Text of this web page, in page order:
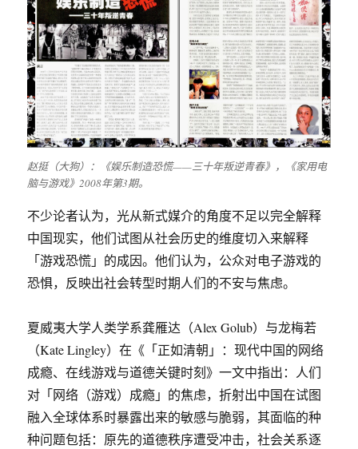
赵挺（大狗）：《娱乐制造恐慌——三十年叛逆青春》，《家用电
脑与游戏》2008年第3期。
不少论者认为，光从新式媒介的角度不足以完全解释
中国现实，他们试图从社会历史的维度切入来解释
「游戏恐慌」的成因。他们认为，公众对电子游戏的
恐惧，反映出社会转型时期人们的不安与焦虑。
夏威夷大学人类学系龚雁达（Alex Golub）与龙梅若
（Kate Lingley）在《「正如清朝」：现代中国的网络
成瘾、在线游戏与道德关键时刻》一文中指出：人们
对「网络（游戏）成瘾」的焦虑，折射出中国在试图
融入全球体系时暴露出来的敏感与脆弱，其面临的种
种问题包括：原先的道德秩序遭受冲击，社会关系逐